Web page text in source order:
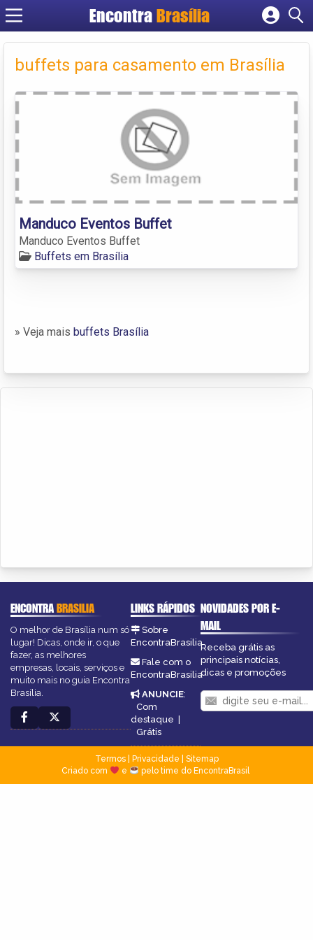
EncontraBrasília
Cadastrar empresa
Criar conta
buffets para casamento em Brasília
Manduco Eventos Buffet
Manduco Eventos Buffet
Buffets em Brasília
» Veja mais buffets Brasília
ENCONTRABRASILIA
O melhor de Brasília num só
lugar! Dicas, onde ir, o que
fazer, as melhores
empresas, locais, serviços e
muito mais no guia Encontra
Brasília.
LINKS RÁPIDOS
Sobre
EncontraBrasilia
Fale com o
EncontraBrasilia
ANUNCIE:
Com
destaque |
Grátis
NOVIDADES POR E-
MAIL
Receba grátis as
principais notícias,
dicas e promoções
Termos| Privacidade
Sitemap
Criado com
e pelo time do EncontraBrasil